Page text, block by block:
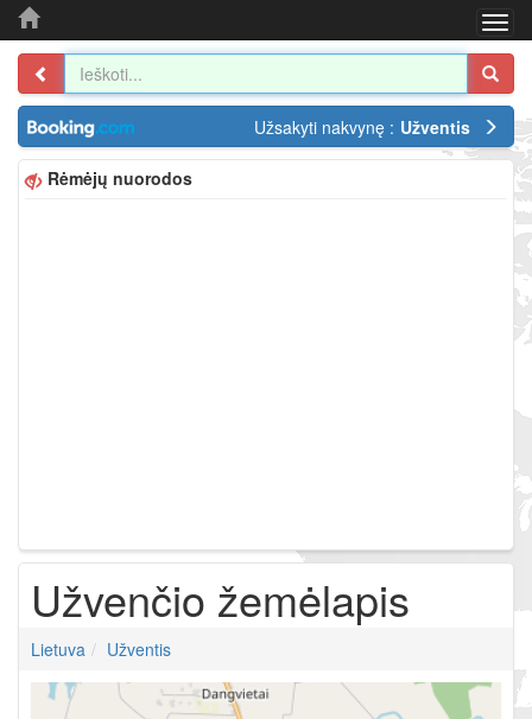
Užsakyti nakvynę : Užventis
Rėmėjų nuorodos
Užvenčio žemėlapis
Lietuva Užventis